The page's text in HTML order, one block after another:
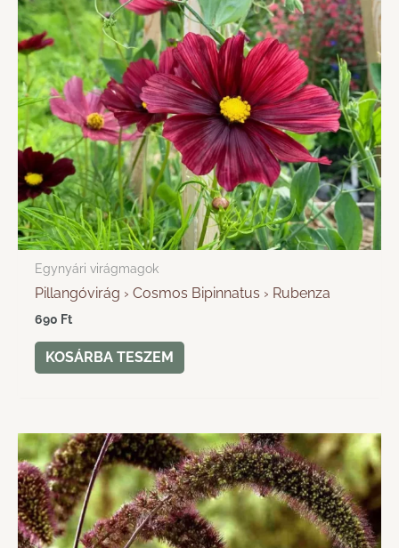
Egynyári virágmagok
Pillangóvirág › Cosmos Bipinnatus › Rubenza
690 Ft
KOSÁRBA TESZEM